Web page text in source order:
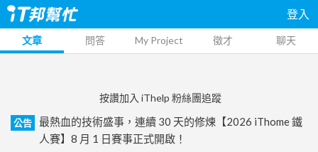
登入
文章 問答 My Project 徵才 聊天
按讚加入 iThelp 粉絲團追蹤
公告
最熱血的技術盛事，連續 30 天的修煉【2026 iThome 鐵
人賽】8 月 1 日賽事正式開啟！